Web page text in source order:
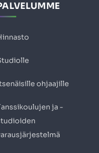
ohjaajille
ja -